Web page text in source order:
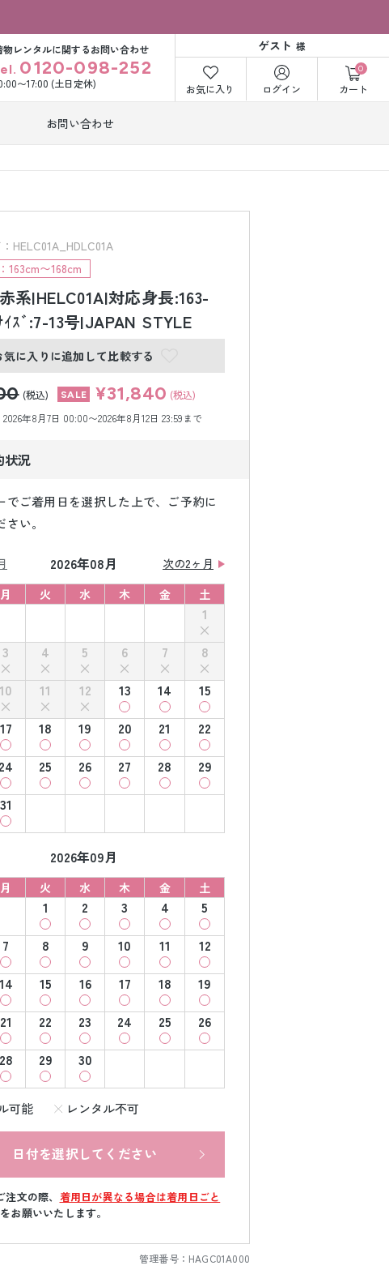
物レンタルに関するお問い合わせ
0120-098-252
〜17:00 (土日定休)
ゲスト 様
お気に入り ログイン
0
カート
お問い合わせ
産着レンタル
レンタル
タル
色打掛&紋付袴
レンタル
白無垢&紋付袴
HELC01A_HDLC01A
163cm〜168cm
系|HELC01A|対応身長:163-
ｽﾞ:7-13号|JAPAN STYLE
気に入りに追加して比較する
(税込) ¥31,840 (税込)
年8月7日 00:00〜2026年8月12日 23:59まで
状況
でご着用日を選択した上で、ご予約に
い。
2026年08月
次の2ヶ月
月 火 水 木 金 土
1
3 4 5 6 7
8
10 11 12 13 14
15
17 18 19 20 21
22
24 25 26 27 28
29
31
2026年09月
月 火 水 木 金 土
1 2 3 4
5
7 8 9 10 11
12
14 15 16 17 18
19
21 22 23 24 25
26
28 29 30
可能 レンタル不可
日付を選択してください
文の際、 着用日が異なる場合は着用日ごと
をお願いいたします。
管理番号： HAGC01A000